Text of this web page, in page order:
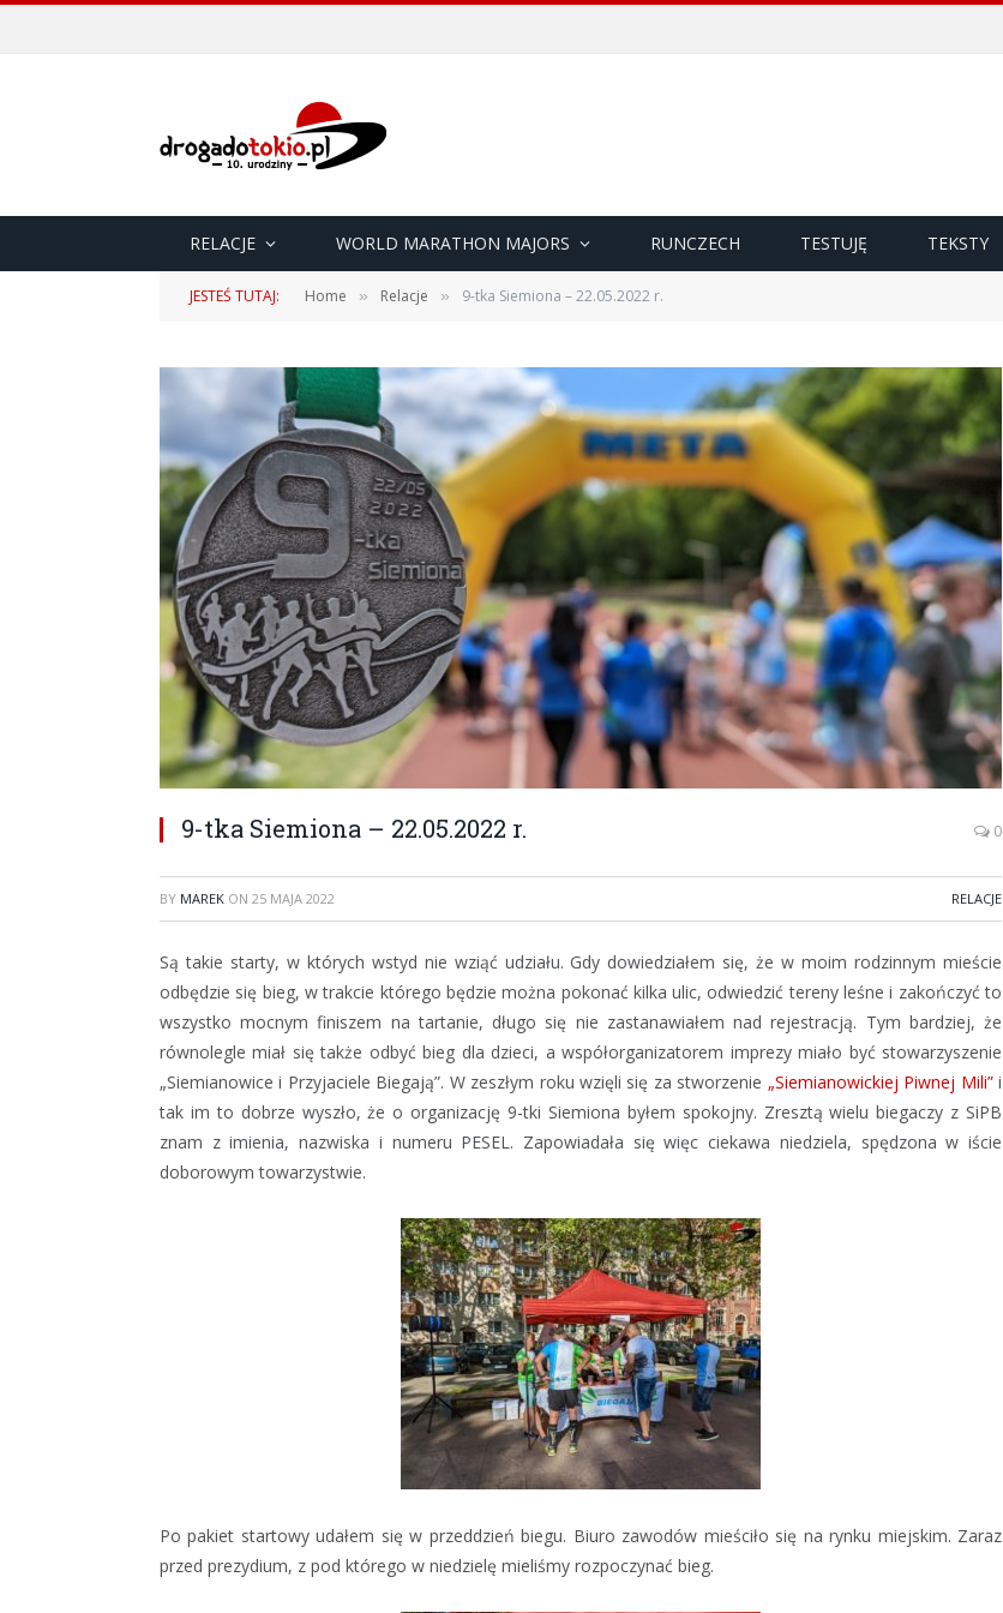
RELACJE WORLD MARATHON MAJORS RUNCZECH TESTUJĘ TEKSTY
JESTEŚ TUTAJ: Home » Relacje » 9-tka Siemiona – 22.05.2022 r.
9-tka Siemiona – 22.05.2022 r. 0
BY MAREK ON 25 MAJA 2022 RELACJE
Są takie starty, w których wstyd nie wziąć udziału. Gdy dowiedziałem się, że w moim rodzinnym mieście
odbędzie się bieg, w trakcie którego będzie można pokonać kilka ulic, odwiedzić tereny leśne i zakończyć to
wszystko mocnym finiszem na tartanie, długo się nie zastanawiałem nad rejestracją. Tym bardziej, że
równolegle miał się także odbyć bieg dla dzieci, a współorganizatorem imprezy miało być stowarzyszenie
„Siemianowice i Przyjaciele Biegają”. W zeszłym roku wzięli się za stworzenie „Siemianowickiej Piwnej Mili”i
tak im to dobrze wyszło, że o organizację 9-tki Siemiona byłem spokojny. Zresztą wielu biegaczy z SiPB
znam z imienia, nazwiska i numeru PESEL. Zapowiadała się więc ciekawa niedziela, spędzona w iście
doborowym towarzystwie.
Po pakiet startowy udałem się w przeddzień biegu. Biuro zawodów mieściło się na rynku miejskim. Zaraz
przed prezydium, z pod którego w niedzielę mieliśmy rozpoczynać bieg.